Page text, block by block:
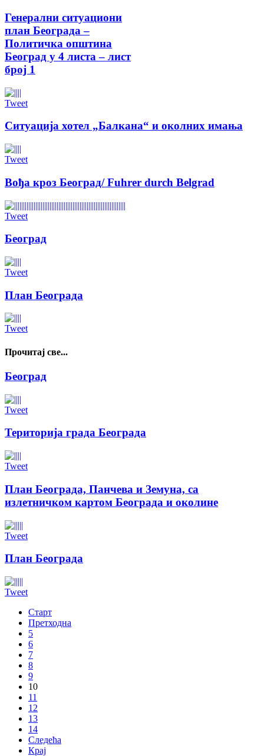
Генерални ситуациони
план Београда –
Политичка општина
Београд у 4 листа – лист
број 1
Tweet
Ситуација хотел „Балкана“ и околних имања
Tweet
Вођа кроз Београд/ Fuhrer durch Belgrad
Tweet
Београд
Tweet
План Београда
Tweet
Прочитај све...
Београд
Tweet
Територија града Београда
Tweet
План Београда, Панчева и Земуна, са
излетничком картом Београда и околине
Tweet
План Београда
Tweet
Старт
Претходна
5
6
7
8
9
10
11
12
13
14
Следећа
Крај